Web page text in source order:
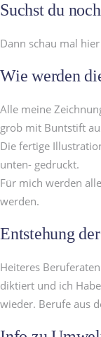
Suchst du
Dann schau mal
Wie werden
Alle meine
grob mit Buntstift
Die fertige
unten- gedruckt.
Für mich werden
werden.
Entstehung
Heiteres
diktiert und ich
wieder. Berufe aus